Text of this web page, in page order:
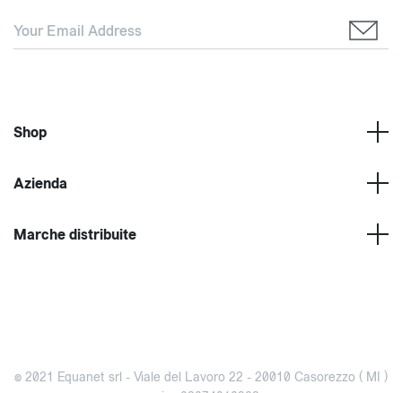
Shop
Azienda
Marche distribuite
© 2021 Equanet srl - Viale del Lavoro 22 - 20010 Casorezzo ( MI )